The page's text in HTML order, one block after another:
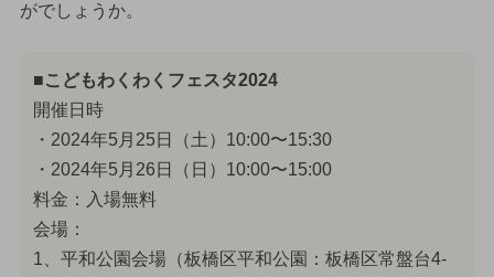
がでしょうか。
■こどもわくわくフェスタ2024
開催日時
・2024年5月25日（土）10:00〜15:30
・2024年5月26日（日）10:00〜15:00
料金：入場無料
会場：
1、平和公園会場（板橋区平和公園：板橋区常盤台4-